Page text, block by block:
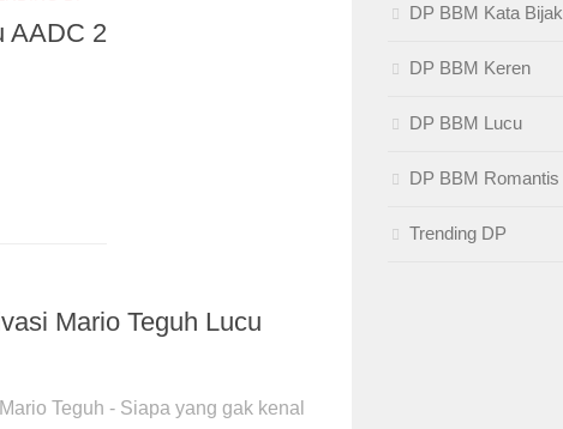
AADC 2
Mario Teguh Lucu
Teguh - Siapa yang gak kenal
DP BBM Kata Bijak
DP BBM Keren
DP BBM Lucu
DP BBM Romantis
Trending DP